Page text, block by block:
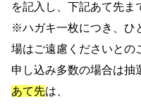
を記入し、下記あて先ま
※ハガキ一枚につき、ひ
場はご遠慮くださいとの
申し込み多数の場合は抽
あて先は、